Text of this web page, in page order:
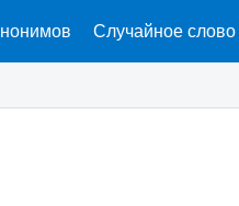
Случайное слово